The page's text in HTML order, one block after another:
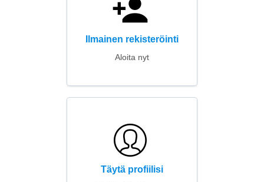
Ilmainen rekisteröinti
Aloita nyt
Täytä profiilisi